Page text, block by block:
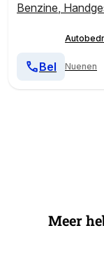
Benzine,
Nuenen
Bel
Meer